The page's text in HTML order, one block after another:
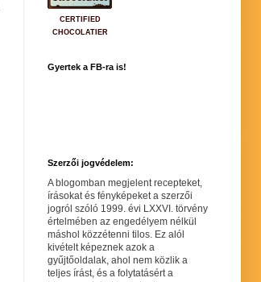
CERTIFIED
CHOCOLATIER
Gyertek a FB-ra is!
Szerzői jogvédelem:
A blogomban megjelent recepteket,
írásokat és fényképeket a szerzői
jogról szóló 1999. évi LXXVI. törvény
értelmében az engedélyem nélkül
máshol közzétenni tilos. Ez alól
kivételt képeznek azok a
gyűjtőoldalak, ahol nem közlik a
teljes írást, és a folytatásért a